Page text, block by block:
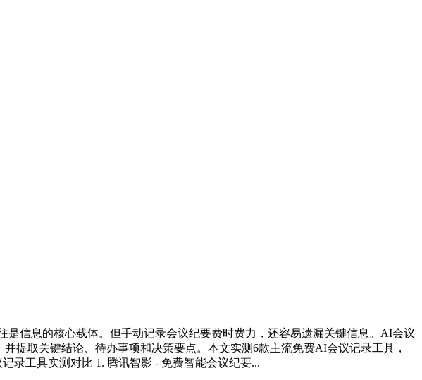
信息的核心载体。但手动记录会议纪要费时费力，还容易遗漏关键信息。AI会议
提取关键结论、待办事项和决策要点。本文实测6款主流免费AI会议记录工具，
录工具实测对比 1. 腾讯智影 - 免费智能会议纪要...